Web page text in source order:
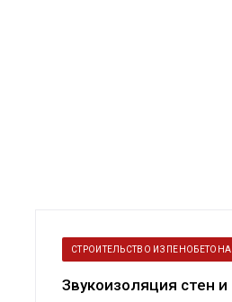
СТРОИТЕЛЬСТВО ИЗ ПЕНОБЕТОНА
Звукоизоляция стен и